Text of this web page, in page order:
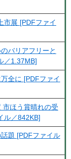
市展 [PDFファイ
のバリアフリーと
／1.37MB]
全に [PDFファイ
市ほう賞晴れの受
ル／842KB]
題 [PDFファイル